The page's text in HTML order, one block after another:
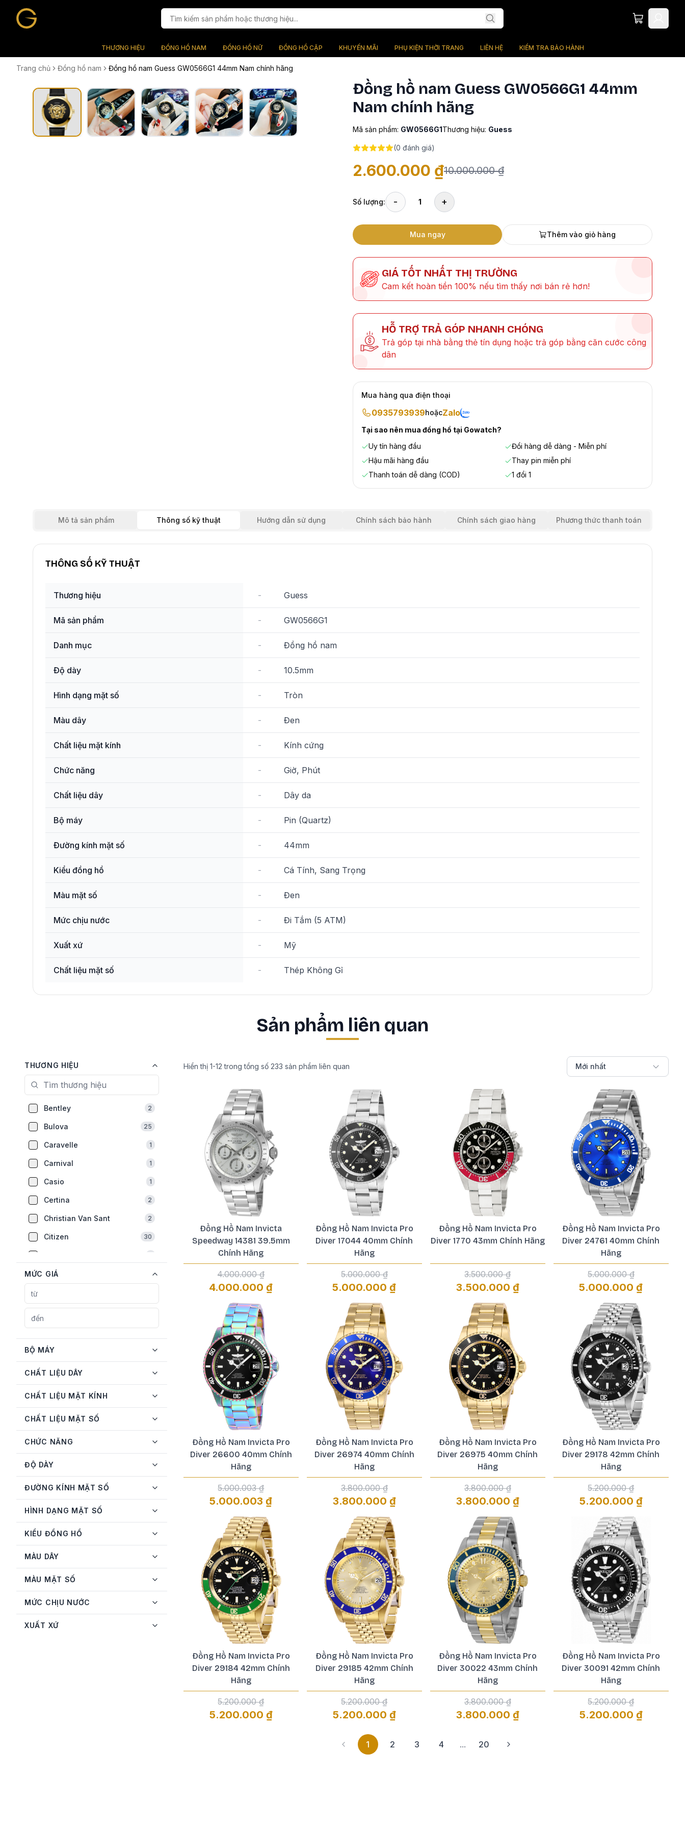
THƯƠNG HIỆU ĐỒNG HỒ NAM ĐỒNG HỒ NỮ ĐỒNG HỒ CẶP KHUYẾN MÃI PHỤ KIỆN THỜI TRANG LIÊN HỆ KIỂM TRA BẢO HÀNH
Trang chủ Đồng hồ nam Đồng hồ nam Guess GW0566G1 44mm Nam chính hãng
Đồng hồ nam Guess GW0566G1 44mm
Nam chính hãng
Mã sản phẩm: GW0566G1Thương hiệu: Guess
(0 đánh giá)
2.600.000 ₫10.000.000 ₫
Số lượng: - 1 +
Mua ngay Thêm vào giỏ hàng
GIÁ TỐT NHẤT THỊ TRƯỜNG
Cam kết hoàn tiền 100% nếu tìm thấy nơi bán rẻ hơn!
HỖ TRỢ TRẢ GÓP NHANH CHÓNG
Trả góp tại nhà bằng thẻ tín dụng hoặc trả góp bằng căn cước công
dân
Mua hàng qua điện thoại
0935793939hoặcZalo
Tại sao nên mua đồng hồ tại Gowatch?
Uy tín hàng đầu
Đổi hàng dễ dàng - Miễn phí
Hậu mãi hàng đầu
Thay pin miễn phí
Thanh toán dễ dàng (COD)
1 đổi 1
Mô tả sản phẩm Thông số kỹ thuật Hướng dẫn sử dụng Chính sách bảo hành Chính sách giao hàng Phương thức thanh toán
THÔNG SỐ KỸ THUẬT
Thương hiệu - Guess
Mã sản phẩm - GW0566G1
Danh mục - Đồng hồ nam
Độ dày - 10.5mm
Hình dạng mặt số - Tròn
Màu dây - Đen
Chất liệu mặt kính - Kính cứng
Chức năng - Giờ, Phút
Chất liệu dây - Dây da
Bộ máy - Pin (Quartz)
Đường kính mặt số - 44mm
Kiểu đồng hồ - Cá Tính, Sang Trọng
Màu mặt số - Đen
Mức chịu nước - Đi Tắm (5 ATM)
Xuất xứ - Mỹ
Chất liệu mặt số - Thép Không Gỉ
Sản phẩm liên quan
THƯƠNG HIỆU
Bentley 2
Bulova 25
Caravelle 1
Carnival 1
Casio 1
Certina 2
Christian Van Sant 2
Citizen 30
Emporio Armani
Frederique Constant 5
Gucci 1
Guess
Invicta 72
JBW
Longines
MATHEY-TISSOT
Mido 2
Olym Pianus
Orient
Philipp Plein 1
Raymond Weil
Salvatore Ferragamo
Seiko
MỨC GIÁ
BỘ MÁY
CHẤT LIỆU DÂY
CHẤT LIỆU MẶT KÍNH
CHẤT LIỆU MẶT SỐ
CHỨC NĂNG
ĐỘ DÀY
ĐƯỜNG KÍNH MẶT SỐ
HÌNH DẠNG MẶT SỐ
KIỂU ĐỒNG HỒ
MÀU DÂY
MÀU MẶT SỐ
MỨC CHỊU NƯỚC
XUẤT XỨ
Hiển thị 1-12 trong tổng số 233 sản phẩm liên quan Mới nhất
Đồng Hồ Nam Invicta
Speedway 14381 39.5mm
Chính Hãng
4.000.000 ₫
4.000.000 ₫
Đồng Hồ Nam Invicta Pro
Diver 17044 40mm Chính
Hãng
5.000.000 ₫
5.000.000 ₫
Đồng Hồ Nam Invicta Pro
Diver 1770 43mm Chính Hãng
3.500.000 ₫
3.500.000 ₫
Đồng Hồ Nam Invicta Pro
Diver 24761 40mm Chính
Hãng
5.000.000 ₫
5.000.000 ₫
Đồng Hồ Nam Invicta Pro
Diver 26600 40mm Chính
Hãng
5.000.003 ₫
5.000.003 ₫
Đồng Hồ Nam Invicta Pro
Diver 26974 40mm Chính
Hãng
3.800.000 ₫
3.800.000 ₫
Đồng Hồ Nam Invicta Pro
Diver 26975 40mm Chính
Hãng
3.800.000 ₫
3.800.000 ₫
Đồng Hồ Nam Invicta Pro
Diver 29178 42mm Chính
Hãng
5.200.000 ₫
5.200.000 ₫
Đồng Hồ Nam Invicta Pro
Diver 29184 42mm Chính
Hãng
5.200.000 ₫
5.200.000 ₫
Đồng Hồ Nam Invicta Pro
Diver 29185 42mm Chính
Hãng
5.200.000 ₫
5.200.000 ₫
Đồng Hồ Nam Invicta Pro
Diver 30022 43mm Chính
Hãng
3.800.000 ₫
3.800.000 ₫
Đồng Hồ Nam Invicta Pro
Diver 30091 42mm Chính
Hãng
5.200.000 ₫
5.200.000 ₫
1 2 3 4 ... 20